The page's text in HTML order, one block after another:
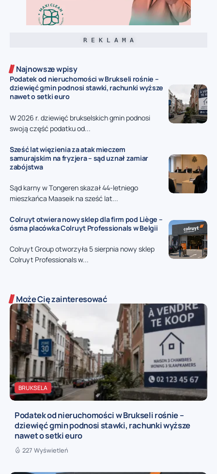
R E K L A M A
Najnowsze wpisy
Podatek od nieruchomości w Brukseli rośnie –
dziewięć gmin podnosi stawki, rachunki wyższe
nawet o setki euro
W 2026 r. dziewięć brukselskich gmin podnosi
swoją część podatku od...
Sześć lat więzienia za atak mieczem
samurajskim na fryzjera – sąd uznał zamiar
zabójstwa
Sąd karny w Tongeren skazał 44-letniego
mieszkańca Maaseik na sześć lat...
Colruyt otwiera nowy sklep dla firm pod Liège –
ósma placówka Colruyt Professionals w Belgii
Colruyt Group otworzyła 5 sierpnia nowy sklep
Colruyt Professionals w...
Może Cię zainteresować
BRUKSELA
Podatek od nieruchomości w Brukseli rośnie –
dziewięć gmin podnosi stawki, rachunki wyższe
nawet o setki euro
227 Wyświetleń